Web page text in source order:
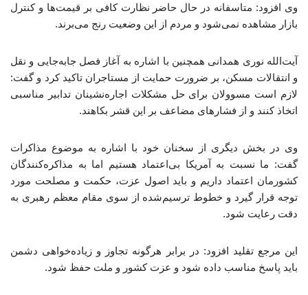
وی افزود: متاسفانه در حال حاضر نظارت کافی بر قیمت‌ها و کنترل
بازار مشاهده نمی‌شود و مردم از این وضعیت رنج می‌برند.
آیت‌الله نوری همدانی همچنین با اشاره به آغاز فصل جابه‌جایی و نقل
و انتقالات مسکن، بر ضرورت حمایت از مستاجران تاکید کرد و گفت:
لازم است مسوولان برای حل مشکلات اجاره‌نشینان تدابیر مناسبی
اتخاذ کنند و از فشارهای مضاعف بر این قشر بکاهند.
وی در بخش دیگری از سخنان خود با اشاره به موضوع مذاکرات
گفت: ما نسبت به آمریکا بی‌اعتماد هستیم اما به مذاکره‌کنندگان
کشورمان اعتماد داریم و باید اصول عزت، حکمت و مصلحت مورد
توجه قرار گیرد و خطوط ترسیم‌شده از سوی مقام معظم رهبری به
دقت رعایت شود.
این مرجع تقلید افزود: در برابر هرگونه تجاوز و زیاده‌خواهی دشمن
باید پاسخ مناسب داده شود و عزت کشور و ملت حفظ شود.